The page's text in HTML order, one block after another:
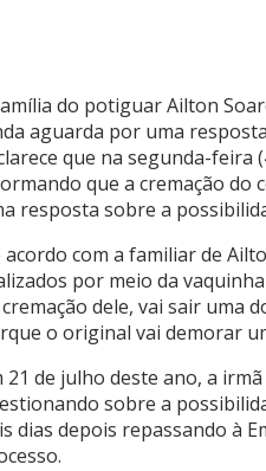
do potiguar Ailton
aguarda por uma
que na segunda-feira
que a cremação do
resposta sobre a
acordo com a familiar de
por meio da
dele, vai sair uma
o original vai demorar
21 de julho deste ano, a
sobre a
dias depois repassando à